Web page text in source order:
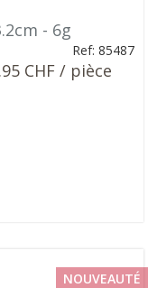
- 6g
Ref: 85487
CHF / pièce
NOUVEAUTÉ